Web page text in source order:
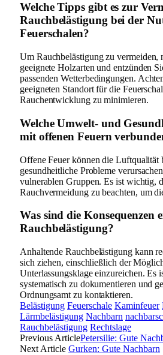
Welche Tipps gibt es zur
Rauchbelästigung bei der
Feuerschalen?
Um Rauchbelästigung zu vermeiden,
geeignete Holzarten und entzünden
passenden Wetterbedingungen.
geeigneten Standort für die
Rauchentwicklung zu minimieren.
Welche Umwelt- und
mit offenen Feuern
Offene Feuer können die Luftqualität
gesundheitliche Probleme
vulnerablen Gruppen. Es ist wichtig,
Rauchvermeidung zu beachten, um
Was sind die Konsequenzen
Rauchbelästigung?
Anhaltende Rauchbelästigung kann
sich ziehen, einschließlich der
Unterlassungsklage einzureichen. Es
systematisch zu dokumentieren und
Ordnungsamt zu kontaktieren.
Belästigung Feuerschale Kaminfeuer
Lärmbelästigung Nachbarn
Rauchbelästigung Rechtslage
Previous ArticlePetersilie: Gute
Next Article Gurken: Gute Nachbarn